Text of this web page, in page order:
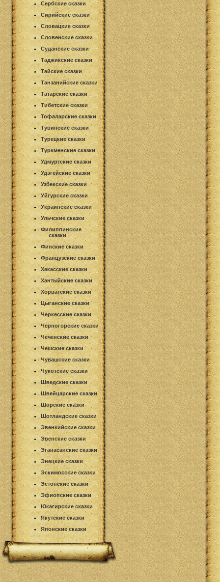
Сербские сказки
Сирийские сказки
Словацкие сказки
Словенские сказки
Суданские сказки
Таджикские сказки
Тайские сказки
Танзанийские сказки
Татарские сказки
Тибетские сказки
Тофаларские сказки
Тувинские сказки
Турецкие сказки
Туркменские сказки
Удмуртские сказки
Удэгейские сказки
Узбекские сказки
Уйгурские сказки
Украинские сказки
Ульчские сказки
Филиппинские
сказки
Финские сказки
Французские сказки
Хакасские сказки
Хантыйские сказки
Хорватские сказки
Цыганские сказки
Черкесские сказки
Черногорские сказки
Чеченские сказки
Чешские сказки
Чувашские сказки
Чукотские сказки
Шведские сказки
Швейцарские сказки
Шорские сказки
Шотландские сказки
Эвенкийские сказки
Эвенские сказки
Эганасанские сказки
Энецкие сказки
Эскимосские сказки
Эстонские сказки
Эфиопские сказки
Юкагирские сказки
Якутские сказки
Японские сказки